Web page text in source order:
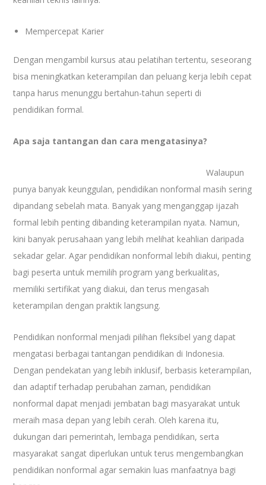
Mempercepat Karier
Dengan mengambil kursus atau pelatihan tertentu, seseorang
bisa meningkatkan keterampilan dan peluang kerja lebih cepat
tanpa harus menunggu bertahun-tahun seperti di
pendidikan formal.
Apa saja tantangan dan cara mengatasinya?
Walaupun
punya banyak keunggulan, pendidikan nonformal masih sering
dipandang sebelah mata. Banyak yang menganggap ijazah
formal lebih penting dibanding keterampilan nyata. Namun,
kini banyak perusahaan yang lebih melihat keahlian daripada
sekadar gelar. Agar pendidikan nonformal lebih diakui, penting
bagi peserta untuk memilih program yang berkualitas,
memiliki sertifikat yang diakui, dan terus mengasah
keterampilan dengan praktik langsung.
Pendidikan nonformal menjadi pilihan fleksibel yang dapat
mengatasi berbagai tantangan pendidikan di Indonesia.
Dengan pendekatan yang lebih inklusif, berbasis keterampilan,
dan adaptif terhadap perubahan zaman, pendidikan
nonformal dapat menjadi jembatan bagi masyarakat untuk
meraih masa depan yang lebih cerah. Oleh karena itu,
dukungan dari pemerintah, lembaga pendidikan, serta
masyarakat sangat diperlukan untuk terus mengembangkan
pendidikan nonformal agar semakin luas manfaatnya bagi